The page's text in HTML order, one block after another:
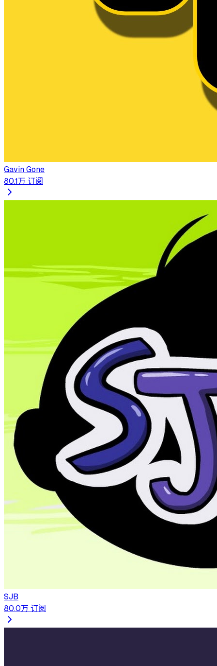
Gavin Gone
80.1万 订阅
SJB
80.0万 订阅